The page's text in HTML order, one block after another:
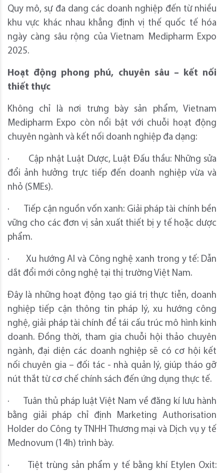
Quy mô, sự đa dang các doanh nghiệp đến từ nhiều
khu vực khác nhau khẳng định vị thế quốc tế hóa
ngày càng sâu rộng của Vietnam Medipharm Expo
2025.
Hoạt động phong phú, chuyên sâu – kết nối
thiết thực
Không chỉ là nơi trưng bày sản phẩm, Vietnam
Medipharm Expo còn nổi bật với chuỗi hoạt động
chuyên ngành và kết nối doanh nghiệp đa dạng:
· Cập nhật Luật Dược, Luật Đấu thầu: Những sửa
đổi ảnh hưởng trực tiếp đến doanh nghiệp vừa và
nhỏ (SMEs).
· Tiếp cận nguồn vốn xanh: Giải pháp tài chính bền
vững cho các đơn vị sản xuất thiết bị y tế hoặc dược
phẩm.
· Xu hướng AI và Công nghệ xanh trong y tế: Dẫn
dắt đổi mới công nghệ tại thị trường Việt Nam.
Đây là những hoạt động tạo giá trị thực tiễn, doanh
nghiệp tiếp cận thông tin pháp lý, xu hướng công
nghệ, giải pháp tài chính để tái cấu trúc mô hình kinh
doanh. Đồng thời, tham gia chuỗi hội thảo chuyên
ngành, đại diện các doanh nghiệp sẽ có cơ hội kết
nối chuyên gia – đối tác - nhà quản lý, giúp tháo gỡ
nút thắt từ cơ chế chính sách đến ứng dụng thực tế.
· Tuân thủ pháp luật Việt Nam về đăng kí lưu hành
bằng giải pháp chỉ định Marketing Authorisation
Holder do Công ty TNHH Thương mại và Dịch vụ y tế
Mednovum (14h) trình bày.
· Tiệt trùng sản phẩm y tế bằng khí Etylen Oxit: